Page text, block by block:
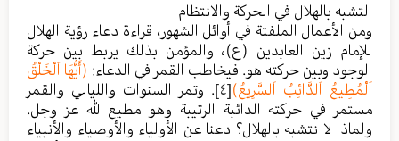
التشبه بالهلال في الحركة والانتظام
ومن الأعمال الملفتة في أوائل الشهور، قراءة دعاء رؤية الهلال
للإمام زين العابدين (ع)، والمؤمن بذلك يربط بين حركة
الوجود وبين حركته هو. فيخاطب القمر في الدعاء: (أَيُّهَا اَلْخَلْقُ
اَلْمُطِيعُ اَلدَّائِبُ اَلسَّرِيعُ)[٤]
. وتمر السنوات والليالي والقمر
مستمر في حركته الدائبة الرتيبة وهو مطيع لله عز وجل.
ولماذا لا نتشبه بالهلال؟ دعنا عن الأولياء والأوصياء والأنبياء